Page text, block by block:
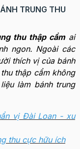
TRUNG THU
thu thập cẩmai
ngon. Ngoài các
thích vị của bánh
thập cẩm không
làm bánh trung
vị Đài Loan - xu
thu cực hữu ích